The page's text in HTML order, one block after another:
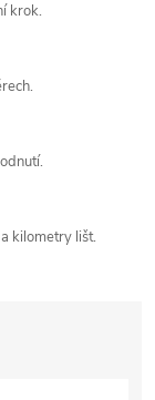
krok.
kilometry lišt.